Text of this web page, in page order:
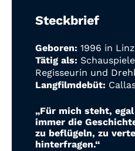
Steckbrief
Geboren: 1996 in Linz
Tätig als:
Regisseurin und
Langfilmdebüt:
„Für mich steht,
immer die
zu beflügeln, zu
hinterfragen.“